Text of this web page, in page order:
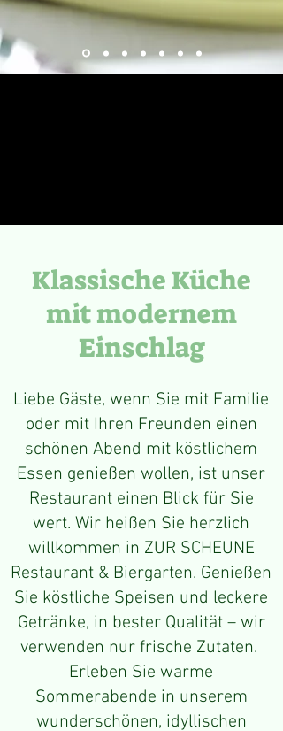
Klassische Küche
mit modernem
Einschlag
Liebe Gäste, wenn Sie mit Familie
oder mit Ihren Freunden einen
schönen Abend mit köstlichem
Essen genießen wollen, ist unser
Restaurant einen Blick für Sie
wert. Wir heißen Sie herzlich
willkommen in ZUR SCHEUNE
Restaurant & Biergarten. Genießen
Sie köstliche Speisen und leckere
Getränke, in bester Qualität – wir
verwenden nur frische Zutaten.
Erleben Sie warme
Sommerabende in unserem
wunderschönen, idyllischen